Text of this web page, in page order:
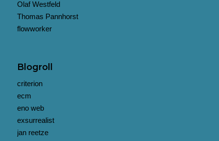
Olaf Westfeld
Thomas Pannhorst
flowworker
Blogroll
criterion
ecm
eno web
exsurrealist
jan reetze